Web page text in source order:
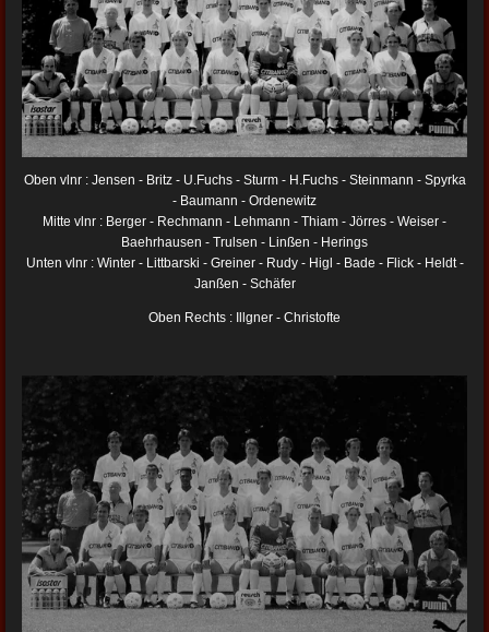
Oben vlnr : Jensen - Britz - U.Fuchs - Sturm - H.Fuchs - Steinmann - Spyrka
- Baumann - Ordenewitz
Mitte vlnr : Berger - Rechmann - Lehmann - Thiam - Jörres - Weiser -
Baehrhausen - Trulsen - Linßen - Herings
Unten vlnr : Winter - Littbarski - Greiner - Rudy - Higl - Bade - Flick - Heldt -
Janßen - Schäfer
Oben Rechts : Illgner - Christofte